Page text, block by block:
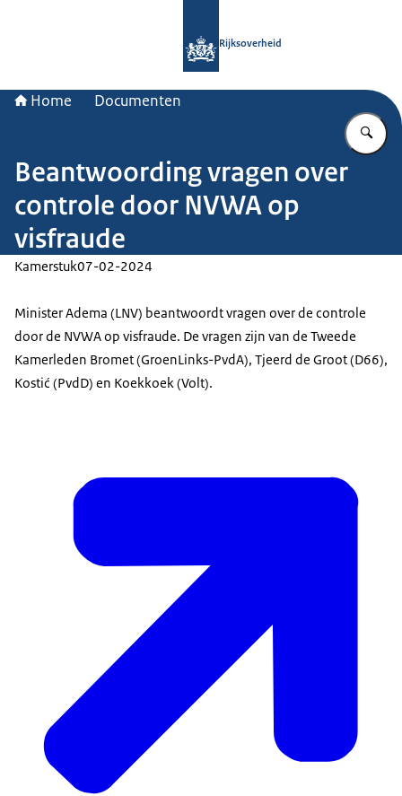
Rijksoverheid
Home Documenten
Beantwoording vragen over
controle door NVWA op
visfraude
Kamerstuk07-02-2024
Minister Adema (LNV) beantwoordt vragen over de controle
door de NVWA op visfraude. De vragen zijn van de Tweede
Kamerleden Bromet (GroenLinks-PvdA), Tjeerd de Groot (D66),
Kostić (PvdD) en Koekkoek (Volt).